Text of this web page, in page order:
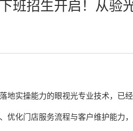
班招生开启！从验
地实操能力的眼视光专业技术，已
优化门店服务流程与客户维护能力